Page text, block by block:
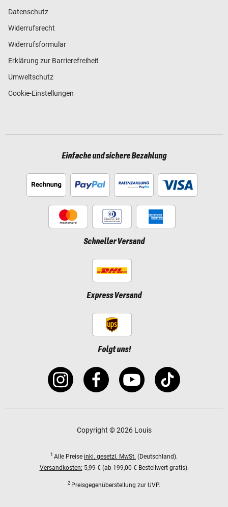
Datenschutz
Widerrufsrecht
Widerrufsformular
Erklärung zur Barrierefreiheit
Umweltschutz
Cookie-Einstellungen
Einfache und sichere Bezahlung
Schneller Versand
Express Versand
Folgt uns!
Copyright © 2026 Louis
1 Alle Preise inkl. gesetzl. MwSt. (Deutschland).
Versandkosten: 5,99 € (ab 199,00 € Bestellwert gratis).
2 Preisgegenüberstellung zur UVP.